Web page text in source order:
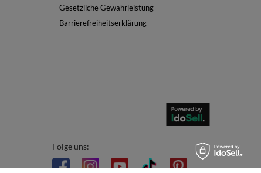
Gesetzliche Gewährleistung
Barrierefreiheitserklärung
Folge uns: